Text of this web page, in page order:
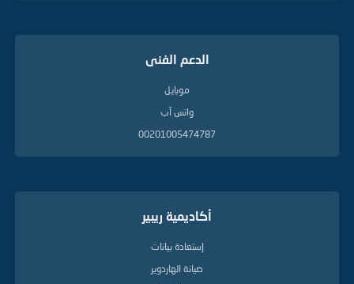
الدعم الفنى
موبايل
واتس آب
00201005474787
أكاديمية ريبير
إستعادة بيانات
صيانة الهاردوير